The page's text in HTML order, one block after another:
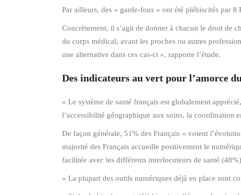
Par ailleurs, des « garde-fous » ont été plébiscités par
Concrètement, il s’agit de donner à chacun le droit de
du corps médical, avant les proches ou autres
une alternative dans ces cas-ci », rapporte l’étude.
Des indicateurs au vert pour l’amorce
« Le système de santé français est globalement
l’accessibilité géographique aux soins, la coordination
De façon générale, 51% des Français « voient
majorité des Français accueille positivement le
facilitée avec les différents interlocuteurs de santé
« La plupart des outils numériques déjà en place sont